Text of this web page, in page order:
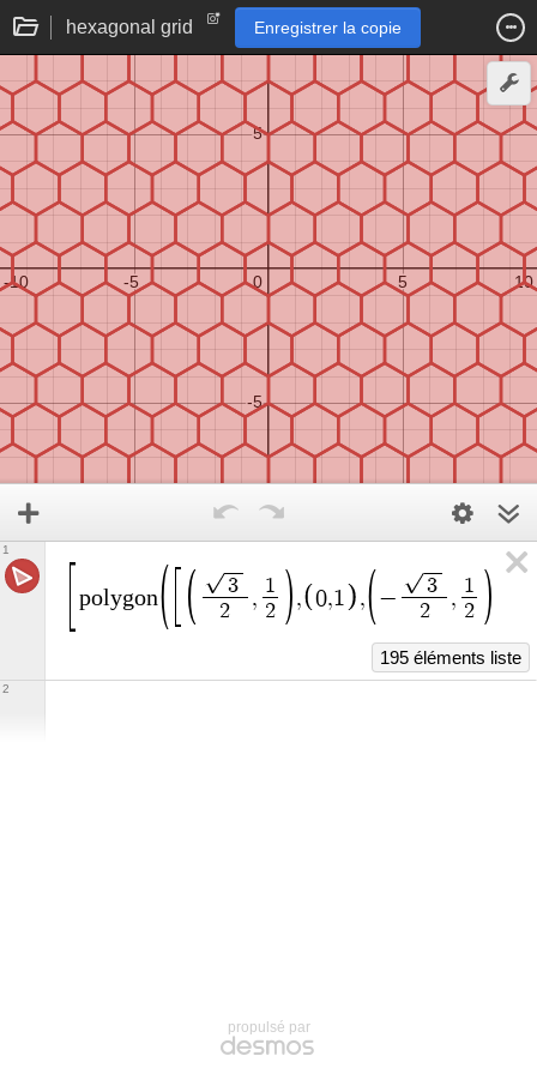
hexagonal grid Enregistrer la copie
polygon
3
2
, 1
2
, 0,1 , −
3
2
, 1
2
195 éléments liste
1
2
propulsé par